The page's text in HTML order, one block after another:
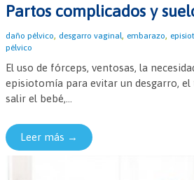
Partos complicados y
daño pélvico, desgarro vaginal, embarazo,
pélvico
El uso de fórceps, ventosas, la
episiotomía para evitar un desgarro,
salir el bebé,...
Leer más →